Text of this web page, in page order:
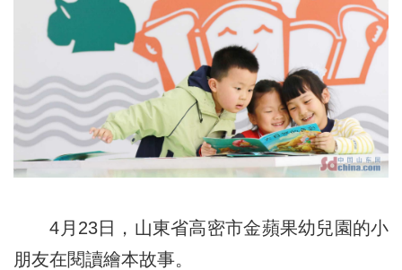
4月23日，山東省高密市金蘋果幼兒園的小
朋友在閱讀繪本故事。